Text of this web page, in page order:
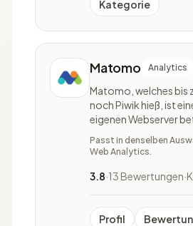
Kategorie
Matomo Analytics
Matomo, welches bis
noch Piwik hieß, ist
eigenen Webserver
Webanalyse, welches
Webanalyse Tools.
kostenfrei auf dem
b
Passt in denselben
Web Analytics.
3.8·13 Bewertungen·
Profil